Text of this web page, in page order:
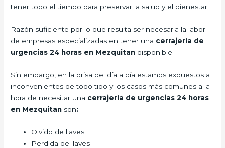
tener todo el tiempo para preservar la salud y el bienestar.
Razón suficiente por lo que resulta ser necesaria la labor
de empresas especializadas en tener una cerrajería de
urgencias 24 horas en Mezquitan disponible.
Sin embargo, en la prisa del día a día estamos expuestos a
inconvenientes de todo tipo y los casos más comunes a la
hora de necesitar una cerrajería de urgencias 24 horas
en Mezquitan son:
Olvido de llaves
Perdida de llaves